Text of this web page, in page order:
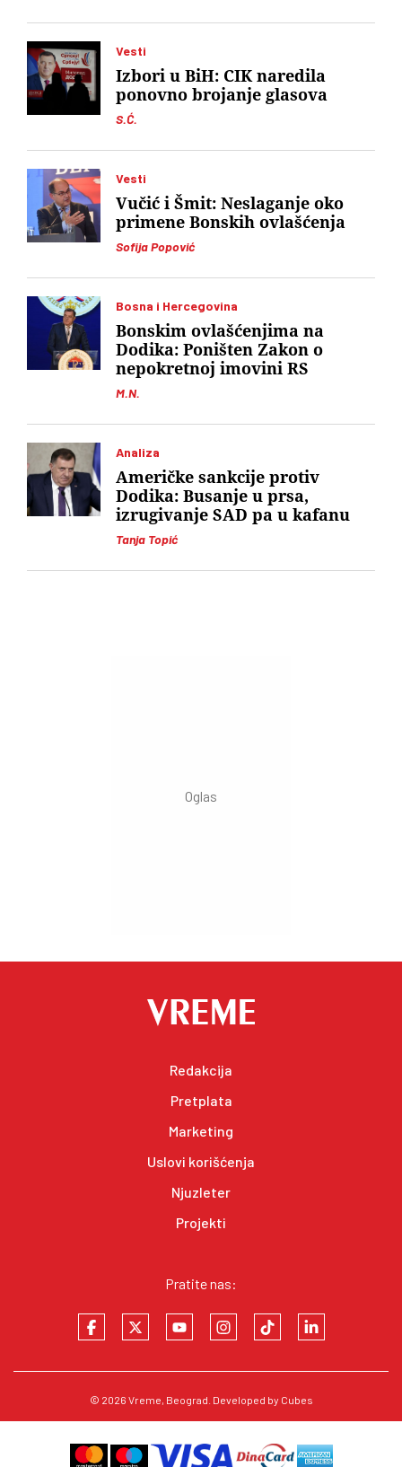
Vesti
S.Ć.
Izbori u BiH: CIK naredila
ponovno brojanje glasova
Vesti
Sofija Popović
Vučić i Šmit: Neslaganje oko
primene Bonskih ovlašćenja
Bosna i Hercegovina
M.N.
Bonskim ovlašćenjima na
Dodika: Poništen Zakon o
nepokretnoj imovini RS
Analiza
Tanja Topić
Američke sankcije protiv
Dodika: Busanje u prsa,
izrugivanje SAD pa u kafanu
Redakcija
Pretplata
Marketing
Uslovi korišćenja
Njuzleter
Projekti
Pratite nas:
© 2026 Vreme, Beograd. Developed by Cubes